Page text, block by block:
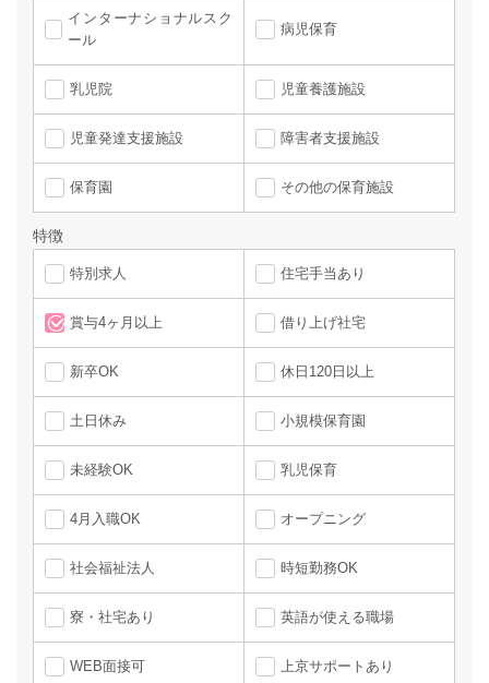
インターナショナルスク
ール
病児保育
乳児院 児童養護施設
児童発達支援施設 障害者支援施設
保育園 その他の保育施設
特徴
特別求人 住宅手当あり
賞与4ヶ月以上 借り上げ社宅
新卒OK 休日120日以上
土日休み 小規模保育園
未経験OK 乳児保育
4月入職OK オープニング
社会福祉法人 時短勤務OK
寮・社宅あり 英語が使える職場
WEB面接可 上京サポートあり